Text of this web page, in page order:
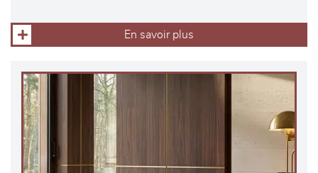
En savoir plus